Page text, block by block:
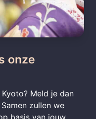
onze
Meld je dan
zullen we
basis van jouw